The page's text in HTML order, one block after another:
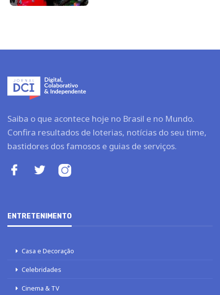
Saiba o que acontece hoje no Brasil e no Mundo.
Confira resultados de loterias, notícias do seu time,
bastidores dos famosos e guias de serviços.
ENTRETENIMENTO
Casa e Decoração
Celebridades
Cinema & TV